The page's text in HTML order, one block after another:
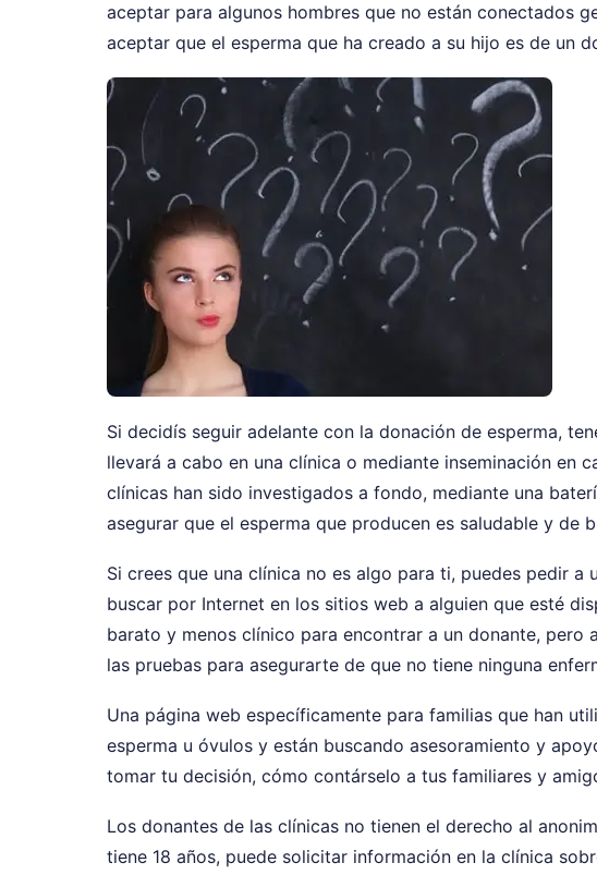
aceptar para algunos hombres que no están conectados
aceptar que el esperma que ha creado a su hijo es de un
Si decidís seguir adelante con la donación de esperma,
llevará a cabo en una clínica o mediante inseminación en
clínicas han sido investigados a fondo, mediante una
asegurar que el esperma que producen es saludable y de
Si crees que una clínica no es algo para ti, puedes pedir a
buscar por Internet en los sitios web a alguien que esté
barato y menos clínico para encontrar a un donante, pero
las pruebas para asegurarte de que no tiene ninguna
Una página web específicamente para familias que han
esperma u óvulos y están buscando asesoramiento y
tomar tu decisión, cómo contárselo a tus familiares y
Los donantes de las clínicas no tienen el derecho al
tiene 18 años, puede solicitar información en la clínica